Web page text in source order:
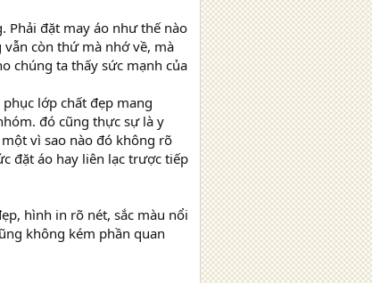
Phải đặt may áo như thế nào
còn thứ mà nhớ về, mà
chúng ta thấy sức mạnh của
lớp chất đẹp mang
đó cũng thực sự là y
vì sao nào đó không rõ
đặt áo hay liên lạc trược tiếp
hình in rõ nét, sắc màu nổi
không kém phần quan